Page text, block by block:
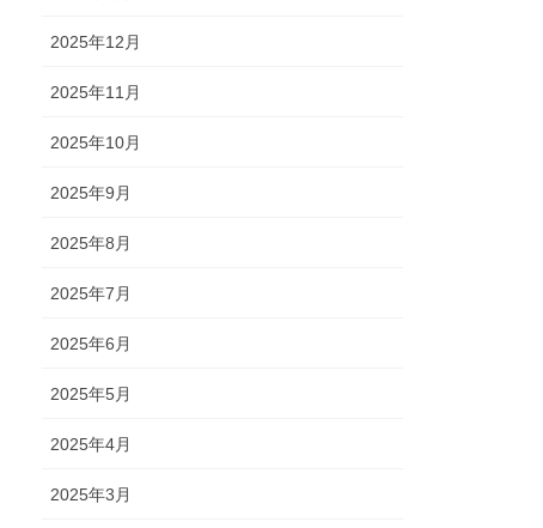
2025年12月
2025年11月
2025年10月
2025年9月
2025年8月
2025年7月
2025年6月
2025年5月
2025年4月
2025年3月